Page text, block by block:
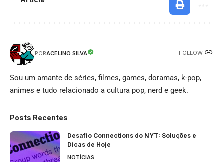
PORACELINO SILVA FOLLOW:
Sou um amante de séries, filmes, games, doramas, k-pop,
animes e tudo relacionado a cultura pop, nerd e geek.
Posts Recentes
Desafio Connections do NYT: Soluções e
Dicas de Hoje
NOTÍCIAS